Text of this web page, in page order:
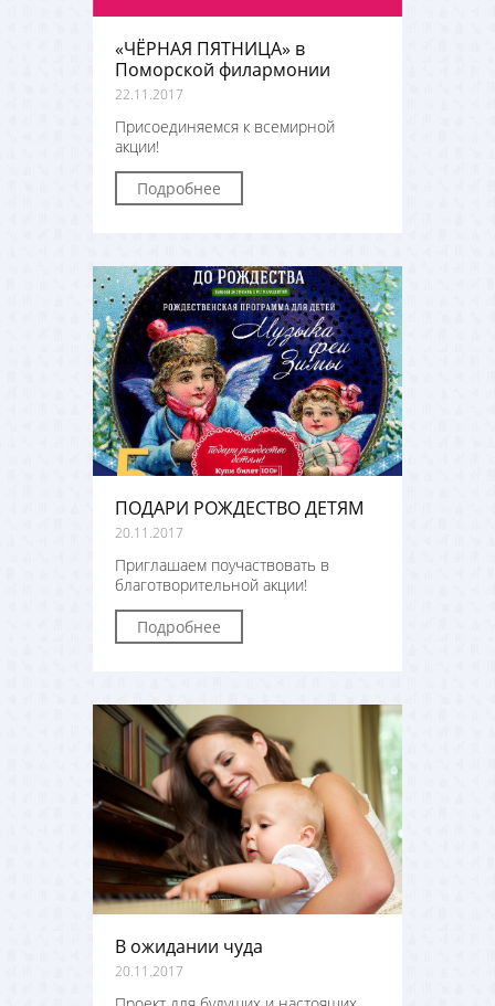
«ЧЁРНАЯ ПЯТНИЦА» в
Поморской филармонии
22.11.2017
Присоединяемся к всемирной
акции!
Подробнее
ПОДАРИ РОЖДЕСТВО ДЕТЯМ
20.11.2017
Приглашаем поучаствовать в
благотворительной акции!
Подробнее
В ожидании чуда
20.11.2017